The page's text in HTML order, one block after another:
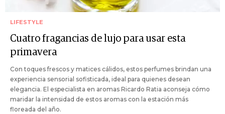
LIFESTYLE
Cuatro fragancias de lujo para usar esta
primavera
Con toques frescos y matices cálidos, estos perfumes brindan una
experiencia sensorial sofisticada, ideal para quienes desean
elegancia. El especialista en aromas Ricardo Ratia aconseja cómo
maridar la intensidad de estos aromas con la estación más
floreada del año.